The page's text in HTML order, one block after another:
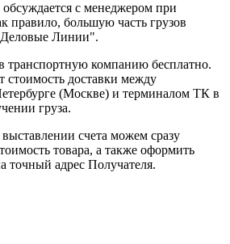
с менеджером при
правило, большую часть грузов
Линии".
транспортную компанию бесплатно.
стоимость доставки между
(Москве) и терминалом ТК в
груза.
счета можем сразу
товара, а также оформить
точный адрес Получателя.